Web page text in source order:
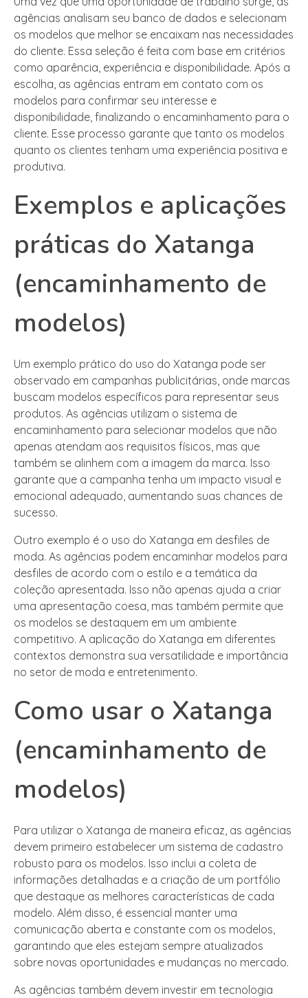
agências analisam seu banco de dados e selecionam
os modelos que melhor se encaixam nas necessidades
do cliente. Essa seleção é feita com base em critérios
como aparência, experiência e disponibilidade. Após a
escolha, as agências entram em contato com os
modelos para confirmar seu interesse e
disponibilidade, finalizando o encaminhamento para o
cliente. Esse processo garante que tanto os modelos
quanto os clientes tenham uma experiência positiva e
produtiva.
Exemplos e aplicações
práticas do Xatanga
(encaminhamento de
modelos)
Um exemplo prático do uso do Xatanga pode ser
observado em campanhas publicitárias, onde marcas
buscam modelos específicos para representar seus
produtos. As agências utilizam o sistema de
encaminhamento para selecionar modelos que não
apenas atendam aos requisitos físicos, mas que
também se alinhem com a imagem da marca. Isso
garante que a campanha tenha um impacto visual e
emocional adequado, aumentando suas chances de
sucesso.
Outro exemplo é o uso do Xatanga em desfiles de
moda. As agências podem encaminhar modelos para
desfiles de acordo com o estilo e a temática da
coleção apresentada. Isso não apenas ajuda a criar
uma apresentação coesa, mas também permite que
os modelos se destaquem em um ambiente
competitivo. A aplicação do Xatanga em diferentes
contextos demonstra sua versatilidade e importância
no setor de moda e entretenimento.
Como usar o Xatanga
(encaminhamento de
modelos)
Para utilizar o Xatanga de maneira eficaz, as agências
devem primeiro estabelecer um sistema de cadastro
robusto para os modelos. Isso inclui a coleta de
informações detalhadas e a criação de um portfólio
que destaque as melhores características de cada
modelo. Além disso, é essencial manter uma
comunicação aberta e constante com os modelos,
garantindo que eles estejam sempre atualizados
sobre novas oportunidades e mudanças no mercado.
As agências também devem investir em tecnologia